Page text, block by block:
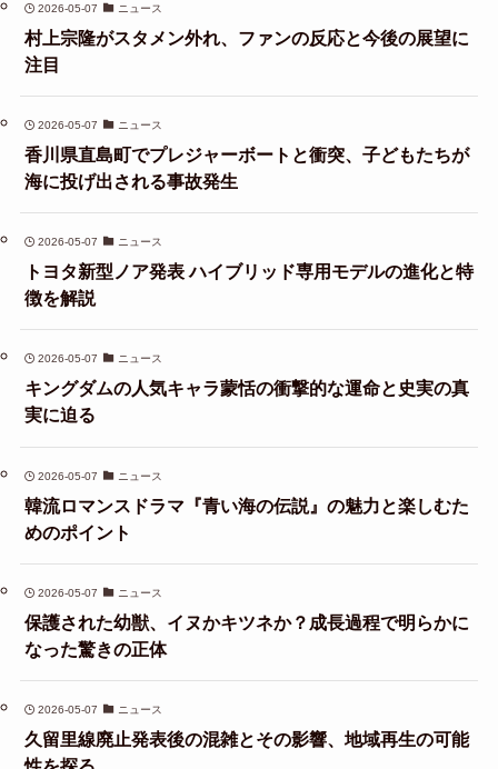
2026-05-07 ニュース
村上宗隆がスタメン外れ、ファンの反応と今後の展望に
注目
2026-05-07 ニュース
香川県直島町でプレジャーボートと衝突、子どもたちが
海に投げ出される事故発生
2026-05-07 ニュース
トヨタ新型ノア発表 ハイブリッド専用モデルの進化と特
徴を解説
2026-05-07 ニュース
キングダムの人気キャラ蒙恬の衝撃的な運命と史実の真
実に迫る
2026-05-07 ニュース
韓流ロマンスドラマ『青い海の伝説』の魅力と楽しむた
めのポイント
2026-05-07 ニュース
保護された幼獣、イヌかキツネか？成長過程で明らかに
なった驚きの正体
2026-05-07 ニュース
久留里線廃止発表後の混雑とその影響、地域再生の可能